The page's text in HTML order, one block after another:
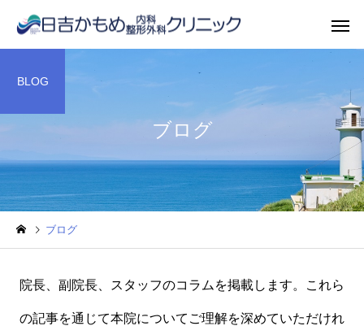
ブログ
BLOG
ブログ
院長、副院長、スタッフのコラムを掲載します。これら
の記事を通じて本院についてご理解を深めていただけれ